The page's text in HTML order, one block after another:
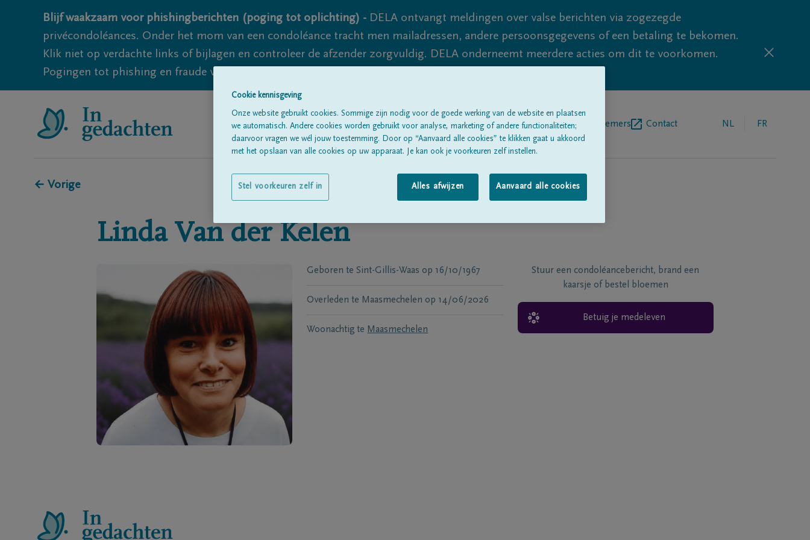
Blijf waakzaam voor phishingberichten (poging tot oplichting) - DELA ontvangt meldingen over valse berichten via zogezegde
privécondoléances. Onder het mom van een condoléance tracht men mailadressen, andere persoonsgegevens of een betaling te bekomen.
Klik niet op verdachte links of bijlagen en controleer de afzender zorgvuldig. DELA onderneemt meerdere acties om dit te voorkomen.
Pogingen tot phishing en fraude vallen echter nooit volledig uit te sluiten, dus blijf waakzaam.
Alle rouwberichtenOver onsBegrafenisondernemers Contact NL FR
← Vorige
Linda Van der Kelen
Geboren te Sint-Gillis-Waas op 16/10/1967
Overleden te Maasmechelen op 14/06/2026
Woonachtig te Maasmechelen
Stuur een condoléancebericht, brand een
kaarsje of bestel bloemen
Betuig je medeleven
Cookie kennisgeving
Onze website gebruikt cookies. Sommige zijn nodig voor de goede werking van de website en plaatsen
we automatisch. Andere cookies worden gebruikt voor analyse, marketing of andere functionaliteiten;
daarvoor vragen we wél jouw toestemming. Door op “Aanvaard alle cookies” te klikken gaat u akkoord
met het opslaan van alle cookies op uw apparaat. Je kan ook je voorkeuren zelf instellen.
Alles afwijzen Aanvaard alle cookies
Stel voorkeuren zelf in